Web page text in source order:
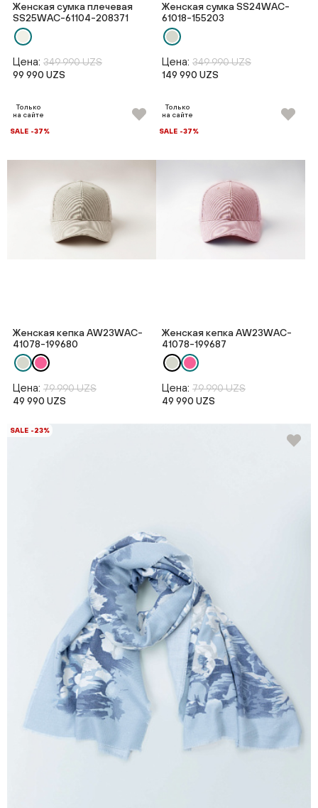
Женская сумка плечевая
SS25WAС-61104-208371
Цена: 349 990 UZS
99 990 UZS
Женская сумка SS24WAC-
61018-155203
Цена: 349 990 UZS
149 990 UZS
Только
на сайте
SALE -37%
Женская кепка AW23WAC-
41078-199680
Цена: 79 990 UZS
49 990 UZS
Только
на сайте
SALE -37%
Женская кепка AW23WAC-
41078-199687
Цена: 79 990 UZS
49 990 UZS
SALE -23%